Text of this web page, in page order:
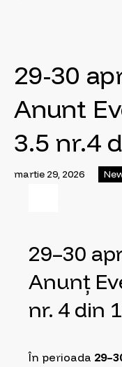
29-30
Anunt
3.5 nr.4
martie 29, 2026
29–30
Anunț
nr. 4 din
În perioada